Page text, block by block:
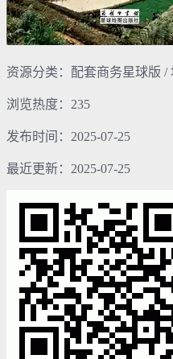
资源分类：配套商务星球版 /
浏览热度：235
发布时间：2025-07-25
最近更新：2025-07-25